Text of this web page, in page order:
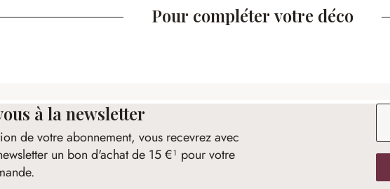
Pour compléter votre déco
à la newsletter
de votre abonnement, vous recevrez avec
un bon d'achat de 15 €¹ pour votre